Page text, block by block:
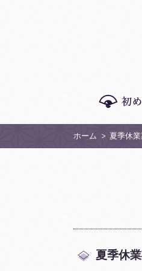
ホーム 夏季休
夏季休